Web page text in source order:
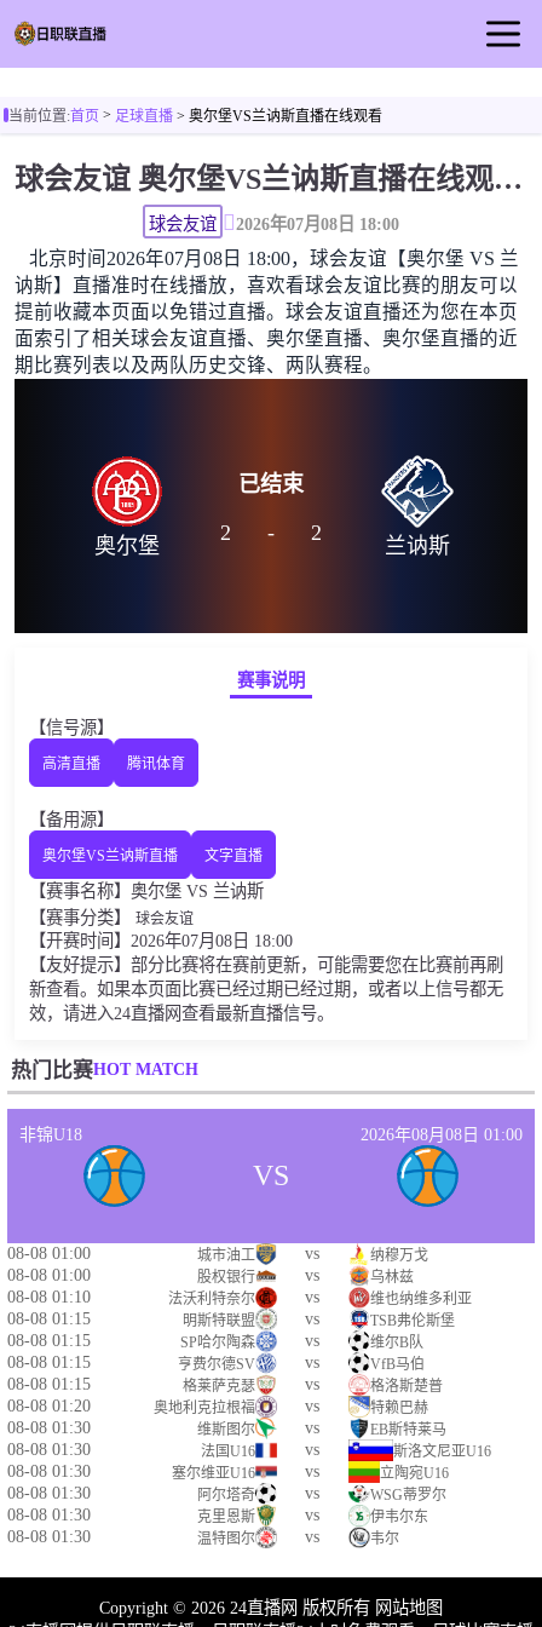
足球直播
足球视频
足球新闻
当前位置:首页> 足球直播> 奥尔堡VS兰讷斯直播在线观看
球会友谊 奥尔堡VS兰讷斯直播在线观看高清无插件
球会友谊 2026年07月08日 18:00
北京时间2026年07月08日 18:00，球会友谊【奥尔堡 VS 兰
讷斯】直播准时在线播放，喜欢看球会友谊比赛的朋友可以
提前收藏本页面以免错过直播。球会友谊直播还为您在本页
面索引了相关球会友谊直播、奥尔堡直播、奥尔堡直播的近
期比赛列表以及两队历史交锋、两队赛程。
奥尔堡
2 - 2
已结束
兰讷斯
赛事说明
【信号源】
高清直播 腾讯体育
【备用源】
奥尔堡VS兰讷斯直播 文字直播
【赛事名称】奥尔堡 VS 兰讷斯
【赛事分类】 球会友谊
【开赛时间】2026年07月08日 18:00
【友好提示】部分比赛将在赛前更新，可能需要您在比赛前再刷
新查看。如果本页面比赛已经过期已经过期，或者以上信号都无
效，请进入24直播网查看最新直播信号。
热门比赛HOT MATCH
非锦U18 2026年08月08日 01:00
VS
08-08 01:00 城市油工 vs 纳穆万戈
08-08 01:00 股权银行 vs 乌林兹
08-08 01:10 法沃利特奈尔 vs 维也纳维多利亚
08-08 01:15 明斯特联盟 vs TSB弗伦斯堡
08-08 01:15 SP哈尔陶森 vs 维尔B队
08-08 01:15 亨费尔德SV vs VfB马伯
08-08 01:15 格莱萨克瑟 vs 格洛斯楚普
08-08 01:20 奥地利克拉根福 vs 特赖巴赫
08-08 01:30 维斯图尔 vs EB斯特莱马
08-08 01:30 法国U16 vs 斯洛文尼亚U16
08-08 01:30 塞尔维亚U16 vs 立陶宛U16
08-08 01:30 阿尔塔奇 vs WSG蒂罗尔
08-08 01:30 克里恩斯 vs 伊韦尔东
08-08 01:30 温特图尔 vs 韦尔
Copyright © 2026 24直播网 版权所有 网站地图